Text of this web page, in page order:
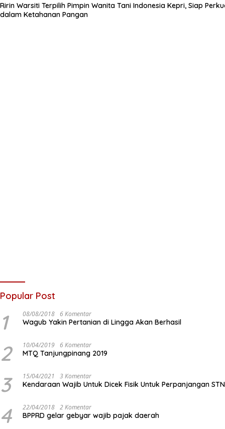
Ririn Warsiti Terpilih Pimpin Wanita Tani Indonesia Kepri, Siap
dalam Ketahanan Pangan
Popular Post
1 08/08/2018 6 Komentar
Wagub Yakin Pertanian di Lingga Akan Berhasil
2 10/04/2019 6 Komentar
MTQ Tanjungpinang 2019
3 15/04/2021 3 Komentar
Kendaraan Wajib Untuk Dicek Fisik Untuk Perpanjangan
4 22/04/2018 2 Komentar
BPPRD gelar gebyar wajib pajak daerah